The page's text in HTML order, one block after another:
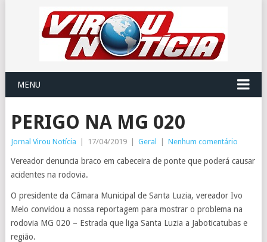
MENU
PERIGO NA MG 020
Jornal Virou Notícia 17/04/2019 Geral Nenhum comentário
Vereador denuncia braco em cabeceira de ponte que poderá causar
acidentes na rodovia.
O presidente da Câmara Municipal de Santa Luzia, vereador Ivo
Melo convidou a nossa reportagem para mostrar o problema na
rodovia MG 020 – Estrada que liga Santa Luzia a Jaboticatubas e
região.